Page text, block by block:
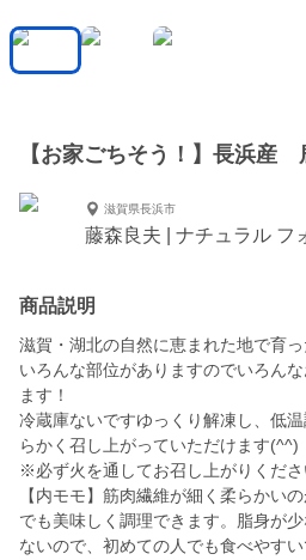
【お家ごちそう！】長浜
滋賀県長浜市
藤森良夫 | ナチュラル フ
商品説明
滋賀・湖北の自然に恵まれた地で育っ
いろんな部位がありますのでいろん
ます！
冷蔵庫ないですゆっくり解凍し、低
らかく召し上がっていただけます(^^)
※必ず火を通してお召し上がりくだ
【内モモ】筋肉繊維が細く柔らかい
でも美味しく調理できます。脂身が
ないので、初めての人でも食べやす